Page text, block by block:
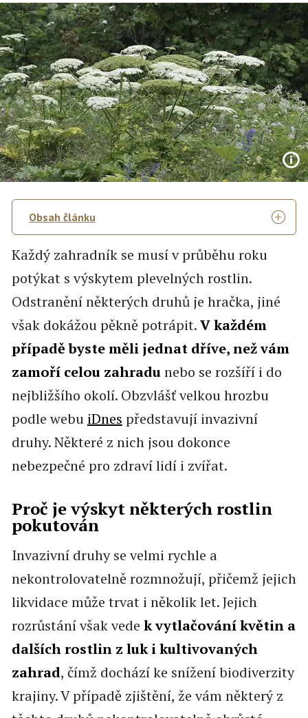
Obsah článku
Každý zahradník se musí v průběhu roku
potýkat s výskytem plevelných rostlin.
Odstranění některých druhů je hračka, jiné
však dokážou pěkně potrápit.V každém
případě byste měli jednat dříve, než vám
zamoří celou zahradunebo se rozšíří i do
nejbližšího okolí. Obzvlášť velkou hrozbu
podle webu iDnes představují invazivní
druhy. Některé z nich jsou dokonce
nebezpečné pro zdraví lidí i zvířat.
Proč je výskyt některých rostlin
pokutován
Invazivní druhy se velmi rychle a
nekontrolovatelně rozmnožují, přičemž jejich
likvidace může trvat i několik let. Jejich
rozrůstání však vede k vytlačování květin a
dalších rostlin z luk i kultivovaných
zahrad, čímž dochází ke snížení biodiverzity
krajiny. V případě zjištění, že vám některý z